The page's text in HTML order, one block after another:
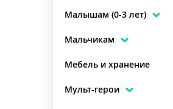
Малышам (0-3 лет)
Мальчикам
Мебель и хранение
Мульт-герои